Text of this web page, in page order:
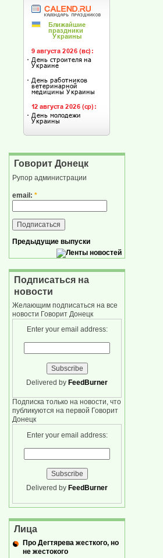
Говорит Донецк
Рупор администрации
email: *
Предыдущие выпуски
Подписаться на
новости
Желающим подписаться на все
новости Говорит Донецк
Enter your email address:
Delivered by FeedBurner
Подписка только на новости, что
публикуются на первой Говорит
Донецк
Enter your email address:
Delivered by FeedBurner
Лица
Про Дегтярева жесткого, но
не жестокого